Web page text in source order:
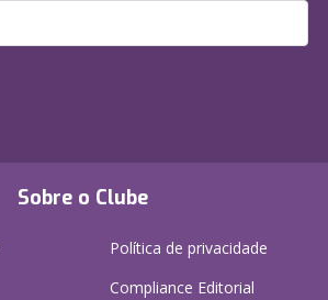
Sobre o Clube
Política de privacidade
Compliance Editorial